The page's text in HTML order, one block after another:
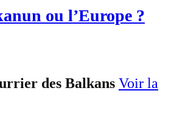
ou l’Europe ?
des Balkans Voir la